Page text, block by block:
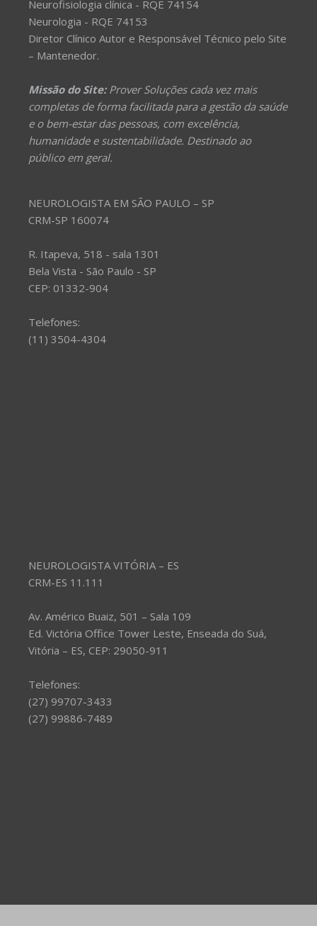
Neurofisiologia clínica - RQE 74154
Neurologia - RQE 74153
Diretor Clínico Autor e Responsável Técnico pelo Site
– Mantenedor.
Missão do Site:Prover Soluções cada vez mais
completas de forma facilitada para a gestão da saúde
e o bem-estar das pessoas, com excelência,
humanidade e sustentabilidade. Destinado ao
público em geral.
NEUROLOGISTA EM SÃO PAULO – SP
CRM-SP 160074
R. Itapeva, 518 - sala 1301
Bela Vista - São Paulo - SP
CEP: 01332-904
Telefones:
(11) 3504-4304
NEUROLOGISTA VITÓRIA – ES
CRM-ES 11.111
Av. Américo Buaiz, 501 – Sala 109
Ed. Victória Office Tower Leste, Enseada do Suá,
Vitória – ES, CEP: 29050-911
Telefones:
(27) 99707-3433
(27) 99886-7489